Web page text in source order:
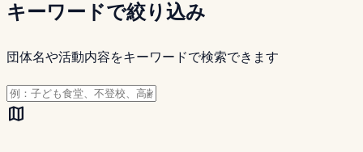
キーワードで絞り込み
団体名や活動内容をキーワードで検索できます
map